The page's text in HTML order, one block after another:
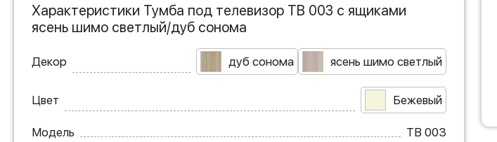
Характеристики Тумба под телевизор ТВ 003 с ящиками
ясень шимо светлый/дуб сонома
Декор дуб сонома ясень шимо светлый
Цвет Бежевый
Модель
ТВ 003